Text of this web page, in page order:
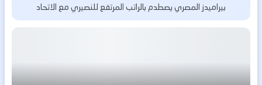
بيراميدز المصري يصطدم بالراتب المرتفع للنصيري مع الاتحاد